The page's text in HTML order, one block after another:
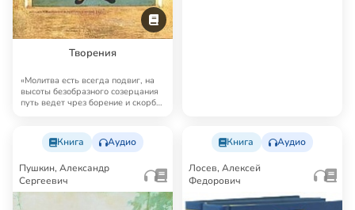
Творения
«Молитва есть всегда подвиг, на
высоты безобразного созерцания
путь ведет чрез борение и скорбь;
Книга Аудио
Пушкин, Александр
Сергеевич
Книга Аудио
Лосев, Алексей
Федорович